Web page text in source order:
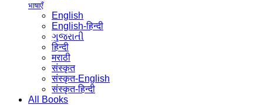
भाषाएँ
English
English-हिन्दी
ગુજરાતી
हिन्दी
मराठी
संस्कृत
संस्कृत-English
संस्कृत-हिन्दी
All Books